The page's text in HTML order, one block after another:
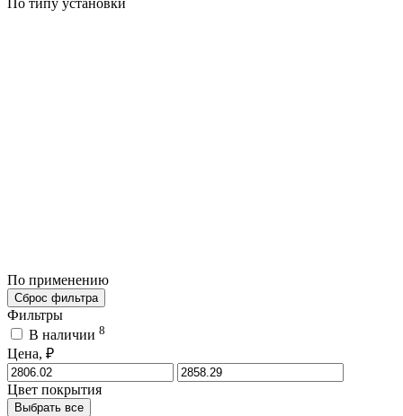
По применению
Сброс фильтра
Фильтры
В наличии 8
Цена, ₽
Цвет покрытия
Выбрать все